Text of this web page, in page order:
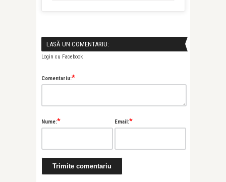
LASĂ UN COMENTARIU:
Login cu Facebook
Comentariu:*
Nume:* Email:*